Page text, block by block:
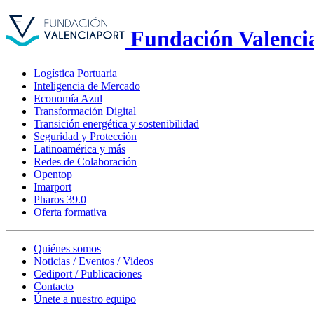
Fundación
Logística Portuaria
Inteligencia de Mercado
Economía Azul
Transformación Digital
Transición energética y sostenibilidad
Seguridad y Protección
Latinoamérica y más
Redes de Colaboración
Opentop
Imarport
Pharos 39.0
Oferta formativa
Quiénes somos
Noticias / Eventos / Videos
Cediport / Publicaciones
Contacto
Únete a nuestro equipo